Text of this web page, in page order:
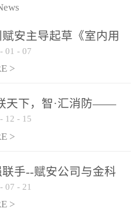
和工程实践的结晶。
安主导起草《室内用
电池技术规程》 正式
伏新能源产业
- 01 - 07
>
天下，智·汇消防——
2018上海消防展圆
幕
- 12 - 15
>
联手--赋安公司与金科
成战略合作协议
- 07 - 21
>